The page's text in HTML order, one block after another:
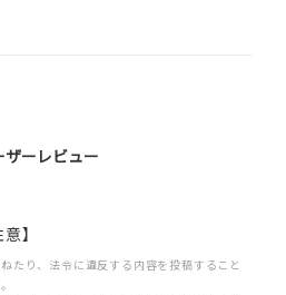
ザーレビュー
】
たり、法令に違反する内容を投稿すること